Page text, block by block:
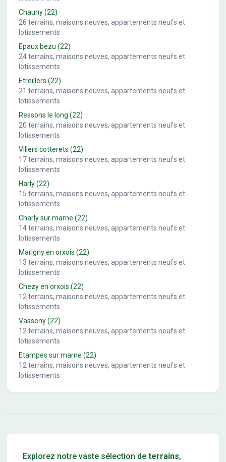
Chauny(22)
26 terrains, maisons neuves, appartements neufs et
lotissements
Epaux bezu (22)
24terrains, maisons neuves, appartements neufs et
lotissements
Etreillers (22)
21 terrains, maisons neuves, appartements neufs et
lotissements
Ressons le long (22)
20 terrains, maisons neuves, appartements neufs et
lotissements
Villers cotterets (22)
17terrains, maisons neuves, appartements neufs et
lotissements
Harly(22)
15 terrains, maisons neuves, appartements neufs et
lotissements
Charly sur marne (22)
14terrains, maisons neuves, appartements neufs et
lotissements
Marigny en orxois (22)
13 terrains, maisons neuves, appartements neufs et
lotissements
Chezy en orxois (22)
12terrains, maisons neuves, appartements neufs et
lotissements
Vasseny(22)
12terrains, maisons neuves, appartements neufs et
lotissements
Etampes sur marne (22)
12terrains, maisons neuves, appartements neufs et
lotissements
Explorez notre vaste sélection de terrains,